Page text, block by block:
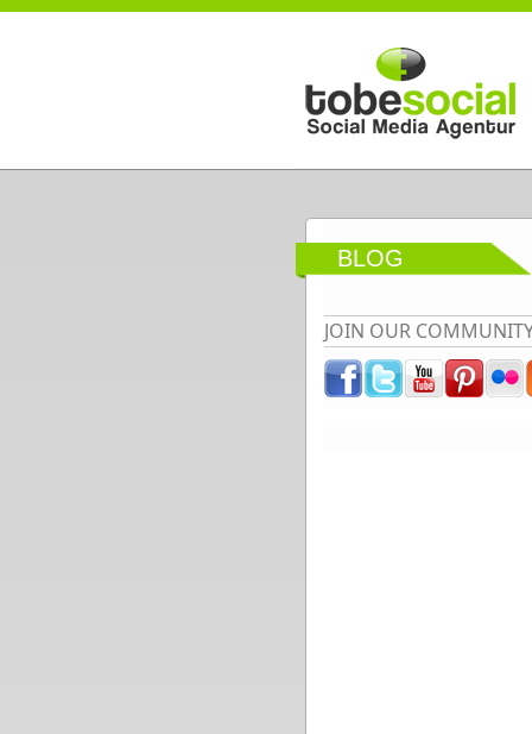
Direkt zum Inhalt
BLOG
JOIN OUR